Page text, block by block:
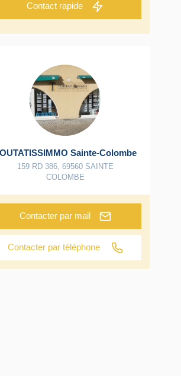
Contact rapide
Sainte-Colombe
159 RD 386, 69560 SAINTE
COLOMBE
Contacter par mail
Contacter par téléphone